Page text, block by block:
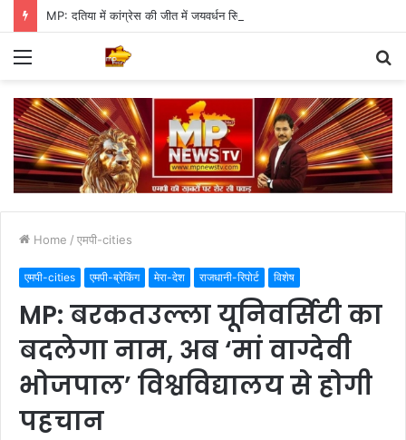
MP: दतिया में कांग्रेस की जीत में जयवर्धन सिंह का जादू, 35 में 30 बूथ जीते
Menu
Home / एमपी-cities
एमपी-cities एमपी-ब्रेकिंग मेरा-देश राजधानी-रिपोर्ट विशेष
MP: बरकतउल्ला यूनिवर्सिटी का
बदलेगा नाम, अब ‘मां वाग्देवी
भोजपाल’ विश्वविद्यालय से होगी
पहचान